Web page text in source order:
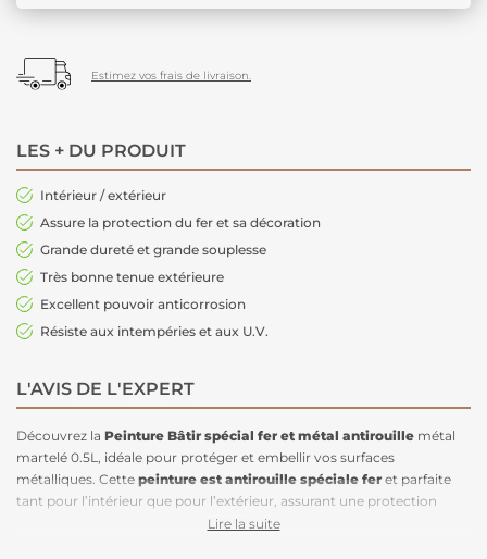
Estimez vos frais de livraison.
LES + DU PRODUIT
Intérieur / extérieur
Assure la protection du fer et sa décoration
Grande dureté et grande souplesse
Très bonne tenue extérieure
Excellent pouvoir anticorrosion
Résiste aux intempéries et aux U.V.
L'AVIS DE L'EXPERT
Découvrez la Peinture Bâtir spécial fer et métal antirouille métal
martelé 0.5L, idéale pour protéger et embellir vos surfaces
métalliques. Cette peinture est antirouille spéciale fer et parfaite
tant pour l’intérieur que pour l’extérieur, assurant une protection
durable en atmosphère rurale et urbaine. Utilisez cette peinture
Lire la suite